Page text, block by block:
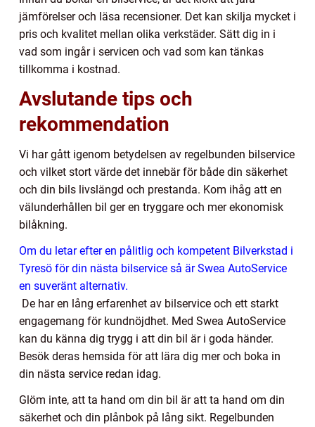
jämförelser och läsa recensioner. Det kan skilja mycket i
pris och kvalitet mellan olika verkstäder. Sätt dig in i
vad som ingår i servicen och vad som kan tänkas
tillkomma i kostnad.
Avslutande tips och
rekommendation
Vi har gått igenom betydelsen av regelbunden bilservice
och vilket stort värde det innebär för både din säkerhet
och din bils livslängd och prestanda. Kom ihåg att en
välunderhållen bil ger en tryggare och mer ekonomisk
bilåkning.
Om du letar efter en pålitlig och kompetent Bilverkstad i
Tyresö för din nästa bilservice så är Swea AutoService
en suveränt alternativ.
De har en lång erfarenhet av bilservice och ett starkt
engagemang för kundnöjdhet. Med Swea AutoService
kan du känna dig trygg i att din bil är i goda händer.
Besök deras hemsida för att lära dig mer och boka in
din nästa service redan idag.
Glöm inte, att ta hand om din bil är att ta hand om din
säkerhet och din plånbok på lång sikt. Regelbunden